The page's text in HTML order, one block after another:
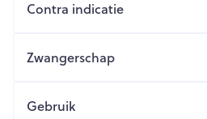
Contra indicatie
Zwangerschap
Gebruik